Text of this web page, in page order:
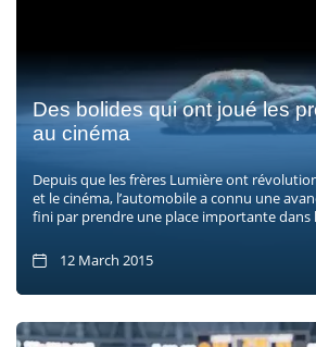
Des bolides qui ont joué les
au cinéma
Depuis que les frères Lumière ont
et le cinéma, l’automobile a connu une
fini par prendre une place importante dans
12 March 2015